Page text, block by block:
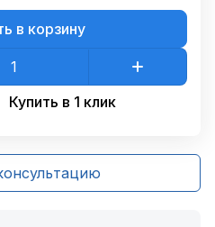
в корзину
Купить в 1 клик